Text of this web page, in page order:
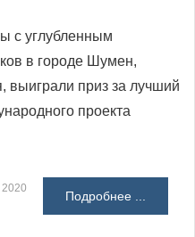
с углубленным
в городе Шумен,
выиграли приз за лучший
проекта
Подробнее ...